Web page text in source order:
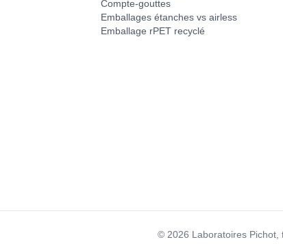
Compte-gouttes
Emballages étanches vs airless
Emballage rPET recyclé
© 2026 Laboratoires Pichot,